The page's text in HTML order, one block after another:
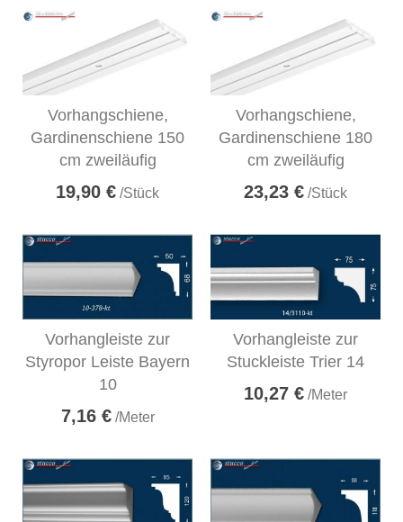
Vorhangschiene,
Gardinenschiene 150
cm zweiläufig
19,90 € /Stück
Vorhangschiene,
Gardinenschiene 180
cm zweiläufig
23,23 € /Stück
Vorhangleiste zur
Styropor Leiste Bayern
10
7,16 €/Meter
Vorhangleiste zur
Stuckleiste Trier 14
10,27 € /Meter